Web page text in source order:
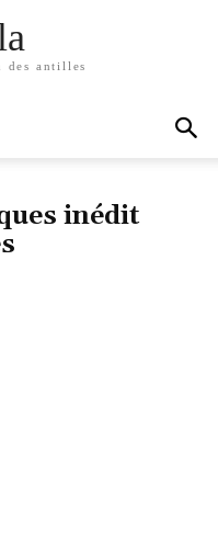
des antilles
inédit